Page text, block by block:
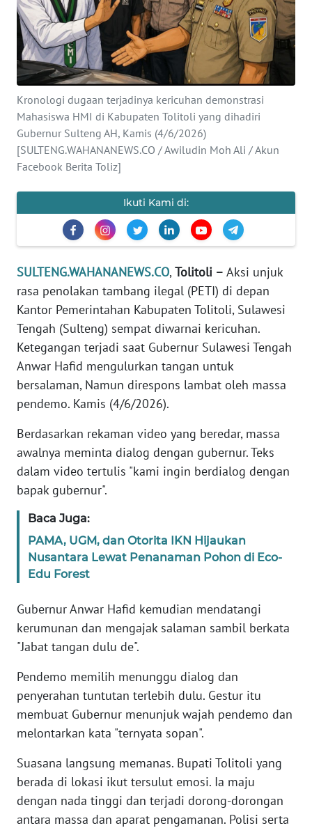
Kronologi dugaan terjadinya kericuhan demonstrasi
Mahasiswa HMI di Kabupaten Tolitoli yang dihadiri
Gubernur Sulteng AH, Kamis (4/6/2026)
[SULTENG.WAHANANEWS.CO / Awiludin Moh Ali / Akun
Facebook Berita Toliz]
Ikuti Kami di:
SULTENG.WAHANANEWS.CO,Tolitoli – Aksi unjuk
rasa penolakan tambang ilegal (PETI) di depan
Kantor Pemerintahan Kabupaten Tolitoli, Sulawesi
Tengah (Sulteng) sempat diwarnai kericuhan.
Ketegangan terjadi saat Gubernur Sulawesi Tengah
Anwar Hafid mengulurkan tangan untuk
bersalaman, Namun direspons lambat oleh massa
pendemo. Kamis (4/6/2026).
Berdasarkan rekaman video yang beredar, massa
awalnya meminta dialog dengan gubernur. Teks
dalam video tertulis "kami ingin berdialog dengan
bapak gubernur".
Baca Juga:
PAMA, UGM, dan Otorita IKN Hijaukan
Nusantara Lewat Penanaman Pohon di Eco-
Edu Forest
Gubernur Anwar Hafid kemudian mendatangi
kerumunan dan mengajak salaman sambil berkata
"Jabat tangan dulu de".
Pendemo memilih menunggu dialog dan
penyerahan tuntutan terlebih dulu. Gestur itu
membuat Gubernur menunjuk wajah pendemo dan
melontarkan kata "ternyata sopan".
Suasana langsung memanas. Bupati Tolitoli yang
berada di lokasi ikut tersulut emosi. Ia maju
dengan nada tinggi dan terjadi dorong-dorongan
antara massa dan aparat pengamanan. Polisi serta
INFO
IKLAN
TENTANG
KAMI
PEDOMAN
MEDIA
SIBER
DISCLAIMER
Wahana
News
Regional
WN
SUMUT
JAKARTA
WN
JABAR
WN
BANTEN
WN
WN
KEPRI
WN
PAPUA
WN
BARAT
WN
RIAU